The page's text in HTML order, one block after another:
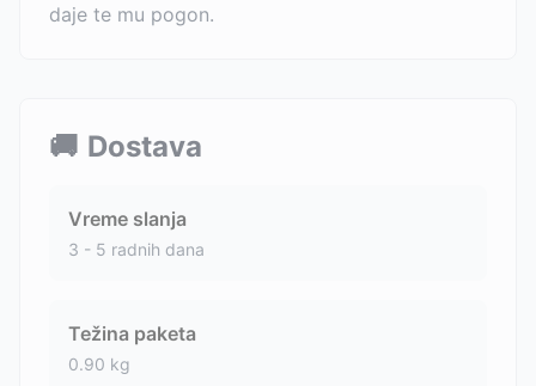
daje te mu pogon.
🚚 Dostava
Vreme slanja
3 - 5 radnih dana
Težina paketa
0.90 kg